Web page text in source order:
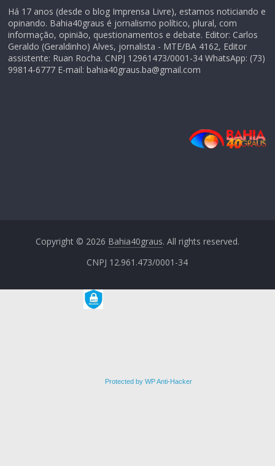
Há 17 anos (desde o blog Imprensa Livre), estamos noticiando e
opinando. Bahia40graus é jornalismo político, plural, com
informação, opinião, questionamentos e debate. Editor: Carlos
Geraldo (Geraldinho) Alves, jornalista - MTE/BA 4162, Editor
assistente: Ruan Rocha. CNPJ 12961473/0001-34 WhatsApp: (73)
99814-6777 E-mail: bahia40graus.ba@gmail.com
Copyright © 2026 Bahia40graus. All rights reserved.
CNPJ 12.961.473/0001-34
Protected by WP Anti-Hacker